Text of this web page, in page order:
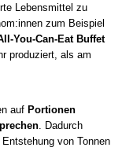
Lebensmittel zu
zum Beispiel
You-Can-Eat Buffet
produziert, als am
auf Portionen
. Dadurch
von Tonnen